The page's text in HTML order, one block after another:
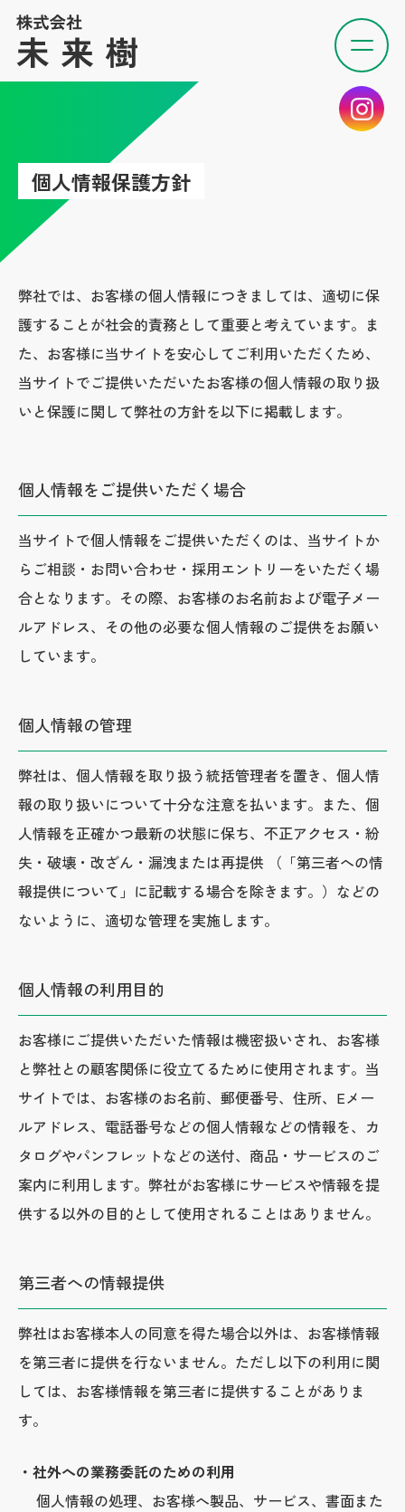
個人情報保護方針
弊社では、お客様の個人情報につきましては、適切に保
護することが社会的責務として重要と考えています。ま
た、お客様に当サイトを安心してご利用いただくため、
当サイトでご提供いただいたお客様の個人情報の取り扱
いと保護に関して弊社の方針を以下に掲載します。
個人情報をご提供いただく場合
当サイトで個人情報をご提供いただくのは、当サイトか
らご相談・お問い合わせ・採用エントリーをいただく場
合となります。その際、お客様のお名前および電子メー
ルアドレス、その他の必要な個人情報のご提供をお願い
しています。
個人情報の管理
弊社は、個人情報を取り扱う統括管理者を置き、個人情
報の取り扱いについて十分な注意を払います。また、個
人情報を正確かつ最新の状態に保ち、不正アクセス・紛
失・破壊・改ざん・漏洩または再提供 （「第三者への情
報提供について」に記載する場合を除きます。）などの
ないように、適切な管理を実施します。
個人情報の利用目的
お客様にご提供いただいた情報は機密扱いされ、お客様
と弊社との顧客関係に役立てるために使用されます。当
サイトでは、お客様のお名前、郵便番号、住所、Eメー
ルアドレス、電話番号などの個人情報などの情報を、カ
タログやパンフレットなどの送付、商品・サービスのご
案内に利用します。弊社がお客様にサービスや情報を提
供する以外の目的として使用されることはありません。
第三者への情報提供
弊社はお客様本人の同意を得た場合以外は、お客様情報
を第三者に提供を行ないません。ただし以下の利用に関
しては、お客様情報を第三者に提供することがありま
す。
・社外への業務委託のための利用
個人情報の処理、お客様へ製品、サービス、書面また